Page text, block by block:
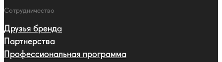
Сотрудничество
Друзья бренда
Партнерства
Профессиональная программа